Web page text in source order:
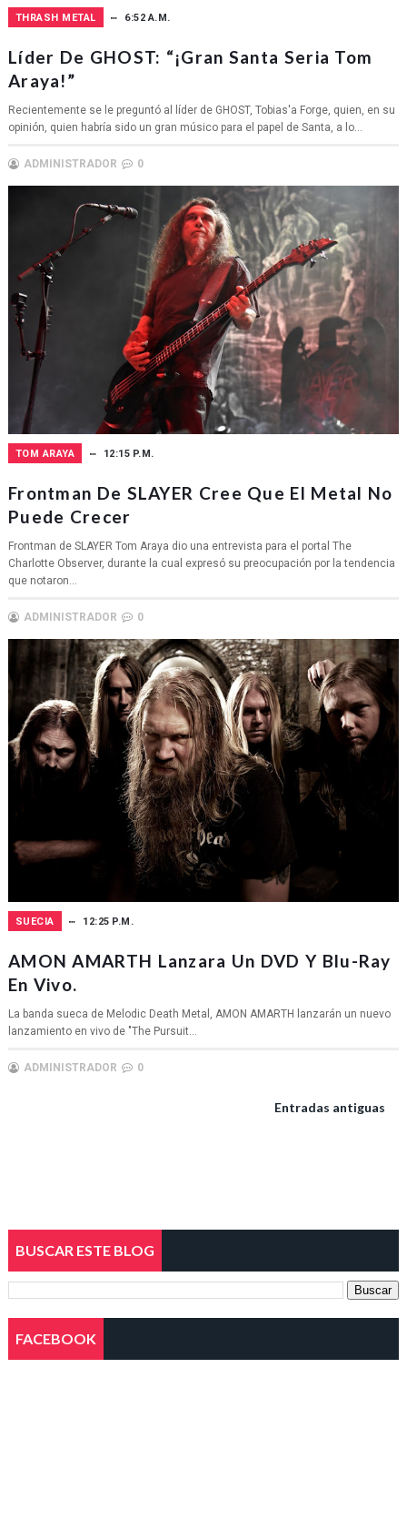
THRASH METAL 6:52 A.M.
Líder De GHOST: “¡Gran Santa Seria Tom
Araya!”
Recientemente se le preguntó al líder de GHOST, Tobias'a Forge, quien, en su
opinión, quien habría sido un gran músico para el papel de Santa, a lo...
ADMINISTRADOR 0
TOM ARAYA 12:15 P.M.
Frontman De SLAYER Cree Que El Metal No
Puede Crecer
Frontman de SLAYER Tom Araya dio una entrevista para el portal The
Charlotte Observer, durante la cual expresó su preocupación por la tendencia
que notaron...
ADMINISTRADOR 0
SUECIA 12:25 P.M.
AMON AMARTH Lanzara Un DVD Y Blu-Ray
En Vivo.
La banda sueca de Melodic Death Metal, AMON AMARTH lanzarán un nuevo
lanzamiento en vivo de "The Pursuit...
ADMINISTRADOR 0
Entradas antiguas
BUSCAR ESTE BLOG
FACEBOOK